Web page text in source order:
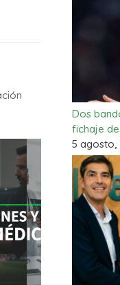
Dos
fichaje
5 agosto,